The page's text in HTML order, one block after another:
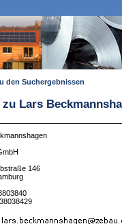
den Suchergebnissen
zu Lars
146